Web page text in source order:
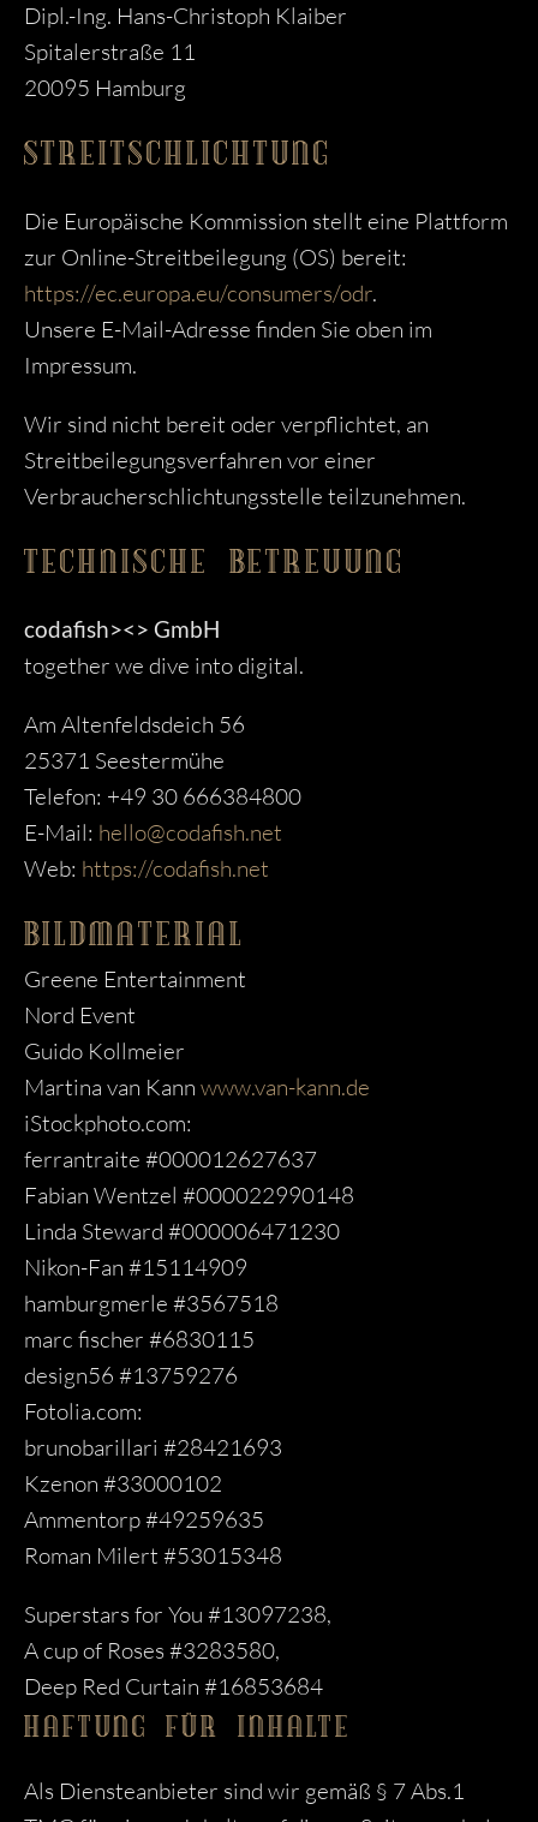
Dipl.-Ing. Hans-Christoph Klaiber
Spitalerstraße 11
20095 Hamburg
STREITSCHLICHTUNG
Die Europäische Kommission stellt eine Plattform
zur Online-Streitbeilegung (OS) bereit:
https://ec.europa.eu/consumers/odr.
Unsere E-Mail-Adresse finden Sie oben im
Impressum.
Wir sind nicht bereit oder verpflichtet, an
Streitbeilegungsverfahren vor einer
Verbraucherschlichtungsstelle teilzunehmen.
TECHNISCHE BETREUUNG
codafish><> GmbH
together we dive into digital.
Am Altenfeldsdeich 56
25371 Seestermühe
Telefon: +49 30 666384800
E-Mail: hello@codafish.net
Web: https://codafish.net
BILDMATERIAL
Greene Entertainment
Nord Event
Guido Kollmeier
Martina van Kann www.van-kann.de
iStockphoto.com:
ferrantraite #000012627637
Fabian Wentzel #000022990148
Linda Steward #000006471230
Nikon-Fan #15114909
hamburgmerle #3567518
marc fischer #6830115
design56 #13759276
Fotolia.com:
brunobarillari #28421693
Kzenon #33000102
Ammentorp #49259635
Roman Milert #53015348
Superstars for You #13097238,
A cup of Roses #3283580,
Deep Red Curtain #16853684
HAFTUNG FÜR INHALTE
Als Diensteanbieter sind wir gemäß § 7 Abs.1